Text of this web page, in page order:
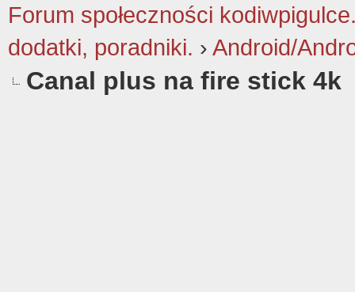
Forum społeczności
dodatki, poradniki. › Android/
Canal plus na fire stick 4k